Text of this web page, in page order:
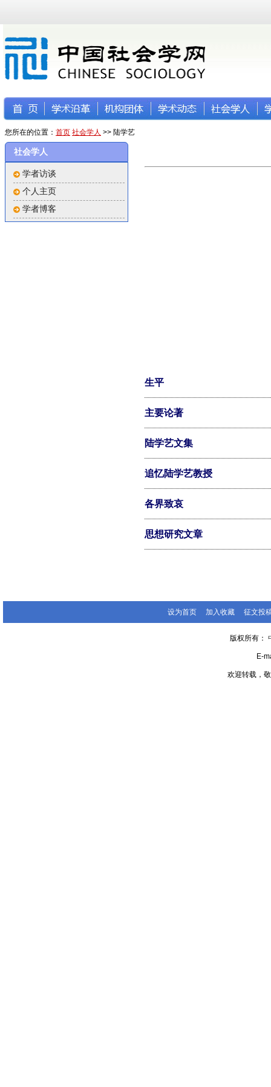
您所在的位置： 首页 社会学人 >> 陆学艺
社会学人
学者访谈
个人主页
学者博客
生平
主要论著
陆学艺文集
追忆陆学艺教授
各界致哀
思想研究文章
设为首页 加入收藏 征文投
版权所有：
E-
欢迎转载，